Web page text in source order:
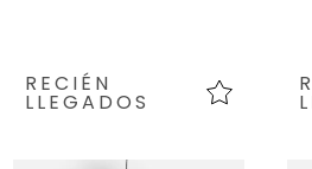
RECIÉN
LLEGADOS